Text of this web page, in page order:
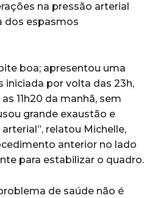
na pressão arterial
dos espasmos
boa; apresentou uma
iniciada por volta das 23h,
11h20 da manhã, sem
grande exaustão e
relatou Michelle,
anterior no lado
para estabilizar o quadro.
de saúde não é